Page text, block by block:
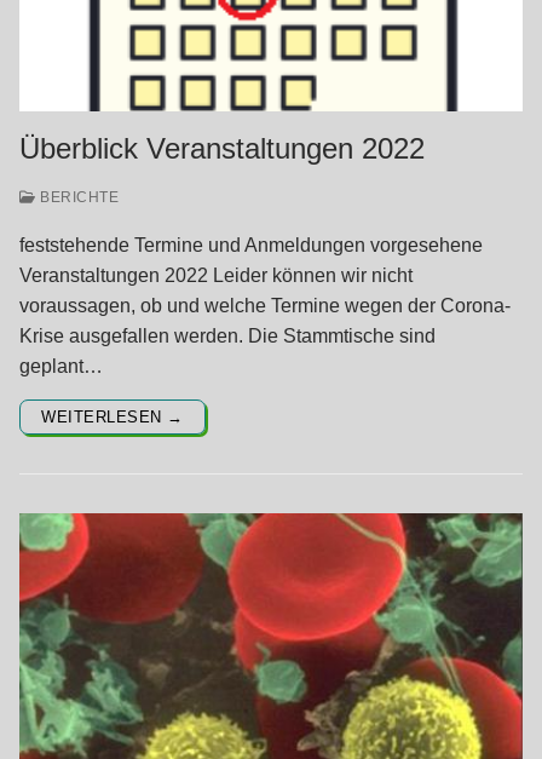
Überblick Veranstaltungen 2022
BERICHTE
feststehende Termine und Anmeldungen vorgesehene
Veranstaltungen 2022 Leider können wir nicht
voraussagen, ob und welche Termine wegen der Corona-
Krise ausgefallen werden. Die Stammtische sind
geplant…
WEITERLESEN →